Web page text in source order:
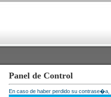
Panel de Control
En caso de haber perdido su